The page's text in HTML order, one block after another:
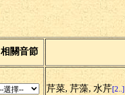
相關音節
芹菜, 芹藻, 水芹[2..]